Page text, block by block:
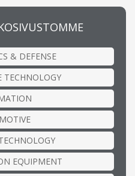
& DEFENSE
TECHNOLOGY
EQUIPMENT